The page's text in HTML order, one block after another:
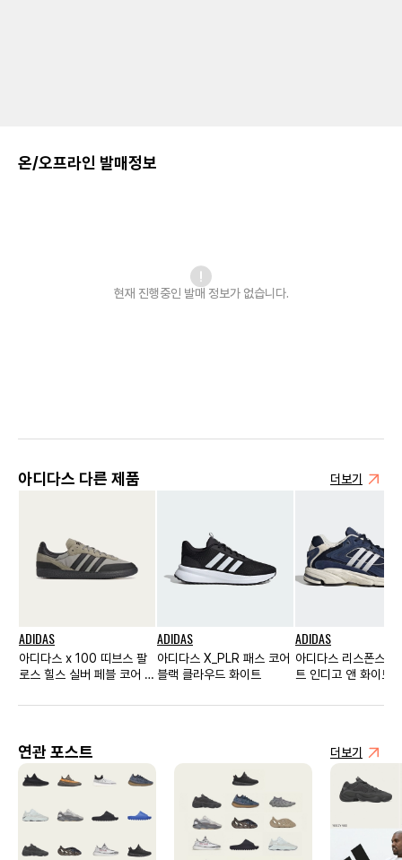
온/오프라인 발매정보
현재 진행중인 발매 정보가 없습니다.
아디다스 다른 제품 더보기
ADIDAS
아디다스 x 100 띠브스 팔
로스 힐스 실버 페블 코어 블
ADIDAS
아디다스 X_PLR 패스 코어
블랙 클라우드 화이트
ADIDAS
아디다스 리스폰스
트 인디고 앤 화이트
연관 포스트 더보기